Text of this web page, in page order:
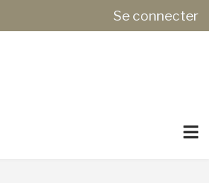
ACCOUNTSe connecter